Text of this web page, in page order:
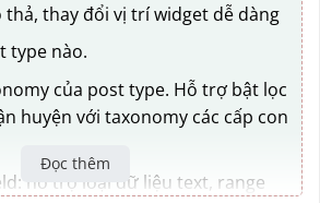
thả, thay đổi vị trí widget dễ dàng
type nào.
của post type. Hỗ trợ bật lọc
huyện với taxonomy các cấp con
hỗ trợ loại dữ liệu text, range
Đọc thêm